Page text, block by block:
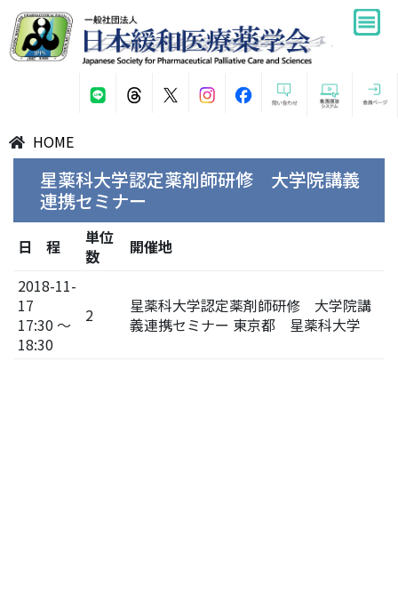
HOME
星薬科大学認定薬剤師研修 大学院講義
連携セミナー
日 程
単位
数
開催地
2018-11-
17
17:30 ～
18:30
2
星薬科大学認定薬剤師研修 大学院講
義連携セミナー 東京都 星薬科大学